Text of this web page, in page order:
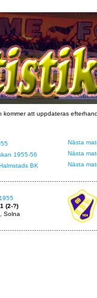
kommer att uppdateras
Nästa
1955-56
Nästa
BK Nästa
(2-?)
Solna